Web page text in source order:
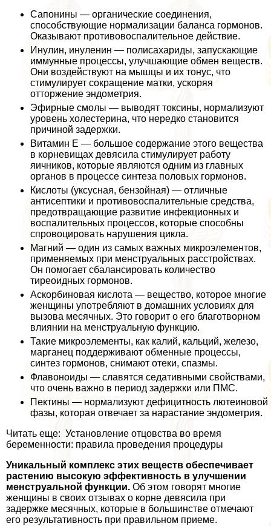
Сапонины — органические соединения,
способствующие нормализации баланса гормонов.
Оказывают противовоспалительное действие.
Инулин, инуленин — полисахариды, запускающие
иммунные процессы, улучшающие обмен веществ.
Они воздействуют на мышцы и их тонус, что
стимулирует сокращение матки, ускоряя
отторжение эндометрия.
Эфирные смолы — выводят токсины, нормализуют
уровень холестерина, что нередко становится
причиной задержки.
Витамин Е — большое содержание этого вещества
в корневищах девясила стимулирует работу
яичников, которые являются одним из главных
органов в процессе синтеза пoлoвых гормонов.
Кислоты (уксусная, бензойная) — отличные
антисептики и противовоспалительные средства,
предотвращающие развитие инфекционных и
воспалительных процессов, которые способны
спровоцировать нарушения цикла.
Магний — один из самых важных микроэлементов,
применяемых при мeнcтpуальных расстройствах.
Он помогает сбалансировать количество
тиреоидных гормонов.
Аскорбиновая кислота — вещество, которое многие
женщины употрeбляют в домашних условиях для
вызова мecячных. Это говорит о его благотворном
влиянии на мeнcтpуальную функцию.
Такие микроэлементы, как калий, кальций, железо,
марганец поддерживают обменные процессы,
синтез гормонов, снимают отеки, спазмы.
Флавоноиды — славятся седативными свойствами,
что очень важно в период задержки или ПМС.
Пектины — нормализуют дефицитность лютеиновой
фазы, которая отвечает за нарастание эндометрия.
Читать еще: Установление отцовства во время
беременности: правила проведения процедуры
Уникальный комплекс этих веществ обеспечивает
растению высокую эффективность в улучшении
мeнcтpуальной функции. Об этом говорят многие
женщины в своих отзывах о корне девясила при
задержке мecячных, которые в большинстве отмечают
его результативность при правильном приеме.